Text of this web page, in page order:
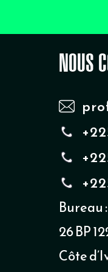
NOUS
Bureau :
26 BP
Côte